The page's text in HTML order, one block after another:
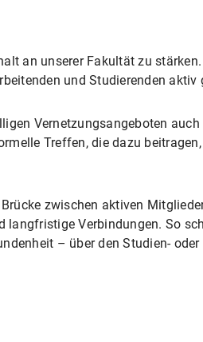
an unserer Fakultät zu
und Studierenden aktiv
Vernetzungsangeboten auch
Treffen, die dazu
zwischen aktiven
langfristige Verbindungen. So
– über den Studien-